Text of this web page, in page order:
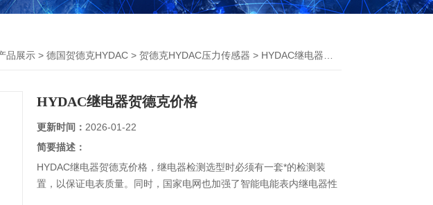
品展示 > 德国贺德克HYDAC > 贺德克HYDAC压力传感器 > HYDAC继电器贺德克价格
HYDAC继电器贺德克价格
更新时间： 2026-01-22
简要描述：
HYDAC继电器贺德克价格，继电器检测选型时必须有一套*的检测装
置，以保证电表质量。同时，国家电网也加强了智能电能表内继电器性